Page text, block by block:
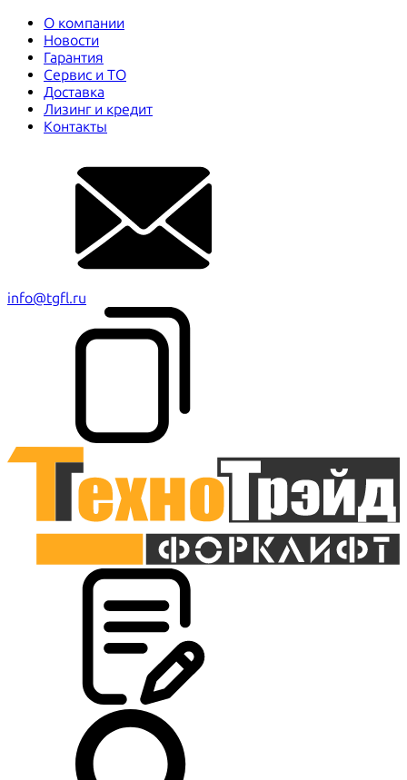
О компании
Новости
Гарантия
Сервис и ТО
Доставка
Лизинг и кредит
Контакты
info@tgfl.ru